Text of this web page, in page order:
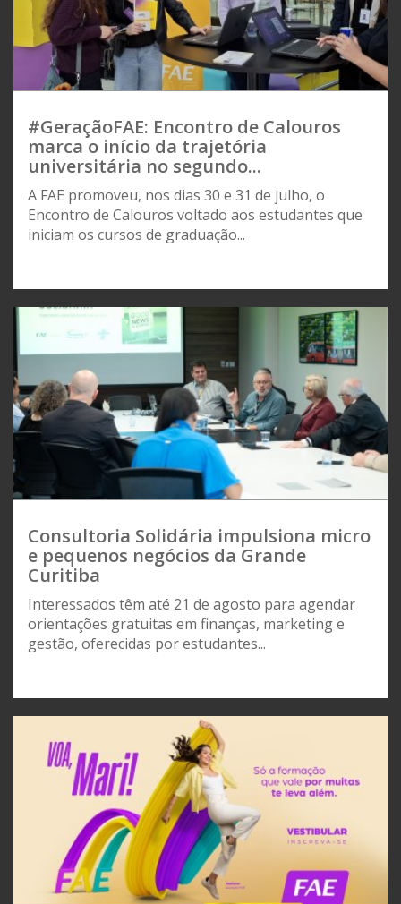
#GeraçãoFAE: Encontro de Calouros
marca o início da trajetória
universitária no segundo...
A FAE promoveu, nos dias 30 e 31 de julho, o
Encontro de Calouros voltado aos estudantes que
iniciam os cursos de graduação...
Consultoria Solidária impulsiona micro
e pequenos negócios da Grande
Curitiba
Interessados têm até 21 de agosto para agendar
orientações gratuitas em finanças, marketing e
gestão, oferecidas por estudantes...